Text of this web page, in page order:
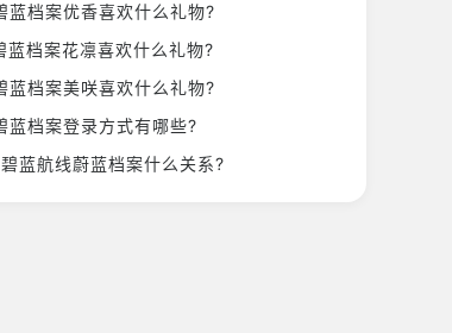
蓝档案优香喜欢什么礼物?
蓝档案花凛喜欢什么礼物?
蓝档案美咲喜欢什么礼物?
蓝档案登录方式有哪些?
碧蓝航线蔚蓝档案什么关系?